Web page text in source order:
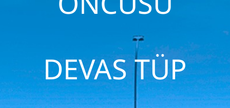
DEVAS TÜP